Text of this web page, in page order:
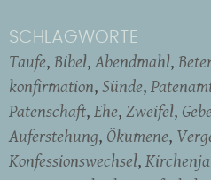
SCHLAGWORTE
Taufe Bibel Abendmahl
konfirmation Sünde
Patenschaft Ehe Zweifel
Auferstehung Ökumene
Konfessionswechsel